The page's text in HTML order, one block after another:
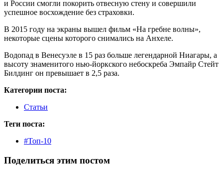
и России смогли покорить отвесную стену и совершили
успешное восхождение без страховки.
В 2015 году на экраны вышел фильм «На гребне волны»,
некоторые сцены которого снимались на Анхеле.
Водопад в Венесуэле в 15 раз больше легендарной Ниагары, а
высоту знаменитого нью-йоркского небоскреба Эмпайр Стейт
Билдинг он превышает в 2,5 раза.
Категории поста:
Статьи
Теги поста:
#Топ-10
Поделиться этим постом